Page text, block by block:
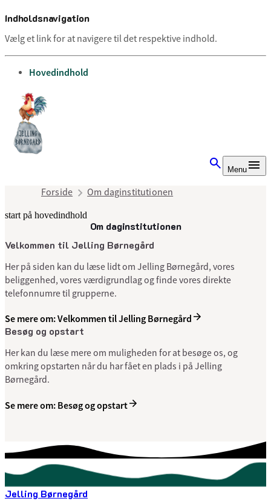
Indholdsnavigation
Vælg et link for at navigere til det respektive indhold.
gå til
Hovedindhold
Menu
Forside Om daginstitutionen
start på hovedindhold
Om daginstitutionen
senest opdateret 10. juli 2025
Velkommen til Jelling Børnegård
Her på siden kan du læse lidt om Jelling Børnegård, vores
beliggenhed, vores værdigrundlag og finde vores direkte
telefonnumre til grupperne.
Se mere om: Velkommen til Jelling Børnegård
Besøg og opstart
Her kan du læse mere om muligheden for at besøge os, og
omkring opstarten når du har fået en plads i på Jelling
Børnegård.
Se mere om: Besøg og opstart
Jelling Børnegård